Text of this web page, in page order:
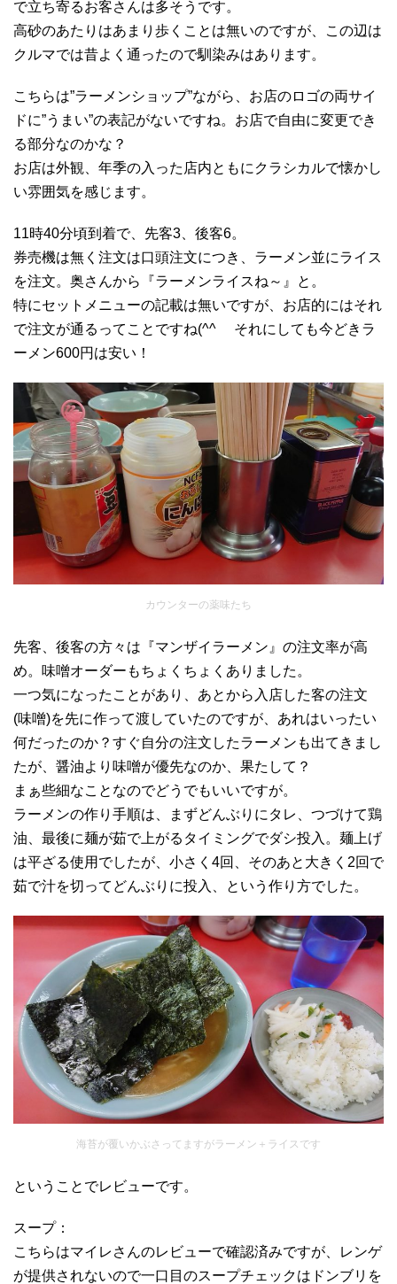
で立ち寄るお客さんは多そうです。
高砂のあたりはあまり歩くことは無いのですが、この辺は
クルマでは昔よく通ったので馴染みはあります。
こちらは”ラーメンショップ”ながら、お店のロゴの両サイ
ドに”うまい”の表記がないですね。お店で自由に変更でき
る部分なのかな？
お店は外観、年季の入った店内ともにクラシカルで懐かし
い雰囲気を感じます。
11時40分頃到着で、先客3、後客6。
券売機は無く注文は口頭注文につき、ラーメン並にライス
を注文。奥さんから『ラーメンライスね～』と。
特にセットメニューの記載は無いですが、お店的にはそれ
で注文が通るってことですね(^^ゞ それにしても今どきラ
ーメン600円は安い！
カウンターの薬味たち
先客、後客の方々は『マンザイラーメン』の注文率が高
め。味噌オーダーもちょくちょくありました。
一つ気になったことがあり、あとから入店した客の注文
(味噌)を先に作って渡していたのですが、あれはいったい
何だったのか？すぐ自分の注文したラーメンも出てきまし
たが、醤油より味噌が優先なのか、果たして？
まぁ些細なことなのでどうでもいいですが。
ラーメンの作り手順は、まずどんぶりにタレ、つづけて鶏
油、最後に麺が茹で上がるタイミングでダシ投入。麺上げ
は平ざる使用でしたが、小さく4回、そのあと大きく2回で
茹で汁を切ってどんぶりに投入、という作り方でした。
海苔が覆いかぶさってますがラーメン＋ライスです
ということでレビューです。
スープ：
こちらはマイレさんのレビューで確認済みですが、レンゲ
が提供されないので一口目のスープチェックはドンブリを